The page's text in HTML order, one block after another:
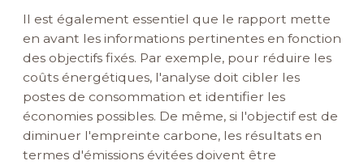
Il est également essentiel que le rapport mette
en avant les informations pertinentes en fonction
des objectifs fixés. Par exemple, pour réduire les
coûts énergétiques, l'analyse doit cibler les
postes de consommation et identifier les
économies possibles. De même, si l'objectif est de
diminuer l'empreinte carbone, les résultats en
termes d'émissions évitées doivent être